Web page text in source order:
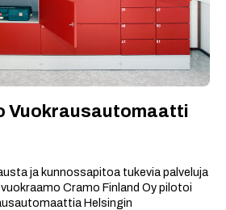
Vuokrausautomaatti
ja kunnossapitoa tukevia palveluja
Cramo Finland Oy pilotoi
Helsingin